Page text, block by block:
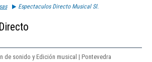
Espectaculos Directo Musical Sl.
de sonido y Edición musical | Pontevedra